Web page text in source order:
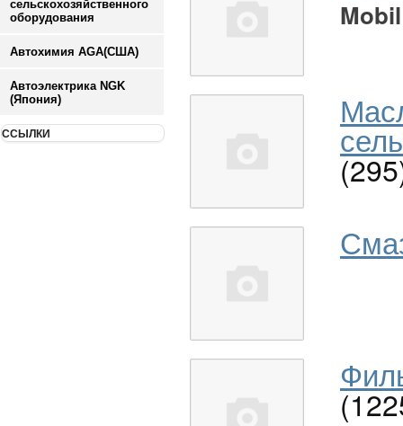
сельскохозяйственного
оборудования
Автохимия AGA(США)
Автоэлектрика NGK
(Япония)
ССЫЛКИ
Mobil